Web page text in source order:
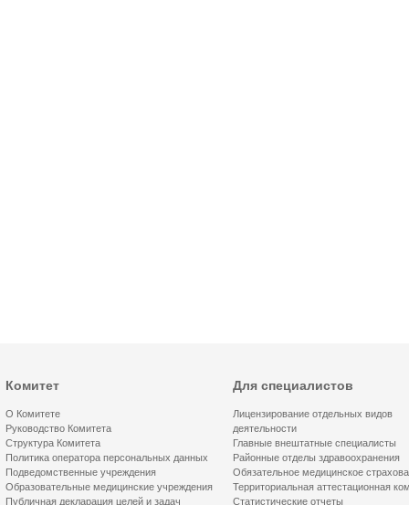
Комитет
О Комитете
Руководство Комитета
Структура Комитета
Политика оператора персональных данных
Подведомственные учреждения
Образовательные медицинские учреждения
Публичная декларация целей и задач
Для специалистов
Лицензирование отдельных видов
деятельности
Главные внештатные специалисты
Районные отделы здравоохранения
Обязательное медицинское
Территориальная аттестационная
Статистические отчеты